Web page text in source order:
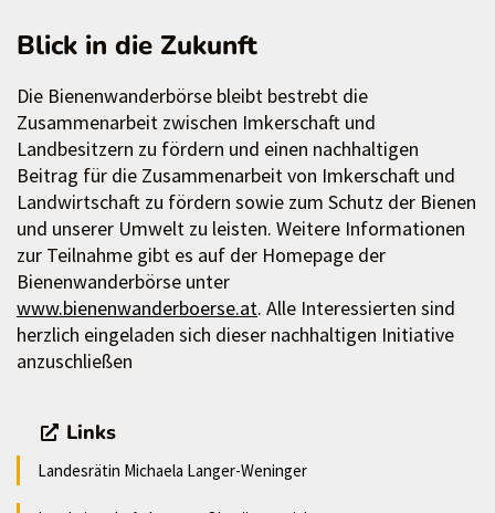
Blick in die Zukunft
Die Bienenwanderbörse bleibt bestrebt die
Zusammenarbeit zwischen Imkerschaft und
Landbesitzern zu fördern und einen nachhaltigen
Beitrag für die Zusammenarbeit von Imkerschaft und
Landwirtschaft zu fördern sowie zum Schutz der Bienen
und unserer Umwelt zu leisten. Weitere Informationen
zur Teilnahme gibt es auf der Homepage der
Bienenwanderbörse unter
www.bienenwanderboerse.at. Alle Interessierten sind
herzlich eingeladen sich dieser nachhaltigen Initiative
anzuschließen
Links
Landesrätin Michaela Langer-Weninger